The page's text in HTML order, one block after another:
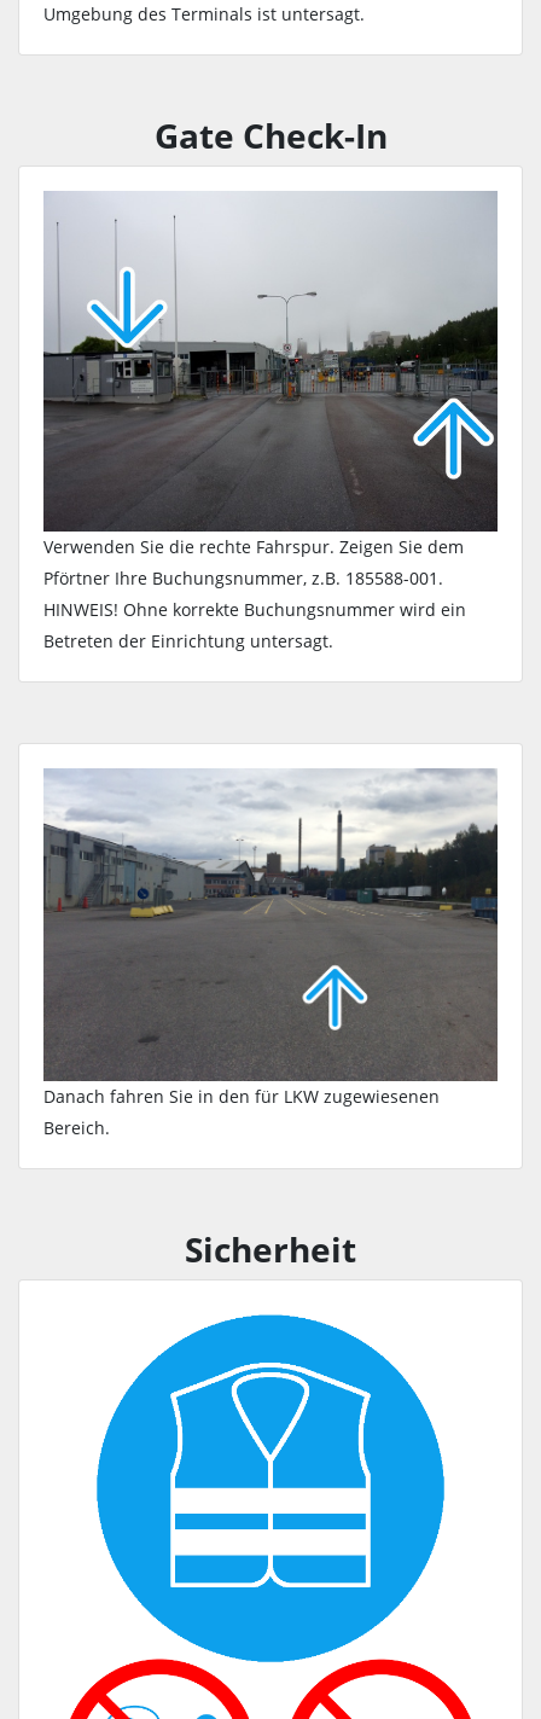
Umgebung des Terminals ist untersagt.
Gate Check-In
Verwenden Sie die rechte Fahrspur. Zeigen Sie dem
Pförtner Ihre Buchungsnummer, z.B. 185588-001.
HINWEIS! Ohne korrekte Buchungsnummer wird ein
Betreten der Einrichtung untersagt.
Danach fahren Sie in den für LKW zugewiesenen
Bereich.
Sicherheit